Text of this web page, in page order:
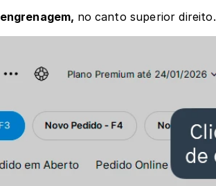
engrenagem, no canto superior direito.